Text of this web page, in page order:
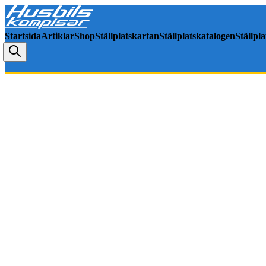
StartsidaArtiklarShopStällplatskartanStällplatskatalogen